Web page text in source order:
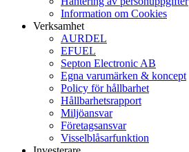
Information om Cookies
Verksamhet
AURDEL
EFUEL
Septon Electronic AB
Egna varumärken & koncept
Policy för hållbarhet
Hållbarhetsrapport
Miljöansvar
Företagsansvar
Visselblåsarfunktion